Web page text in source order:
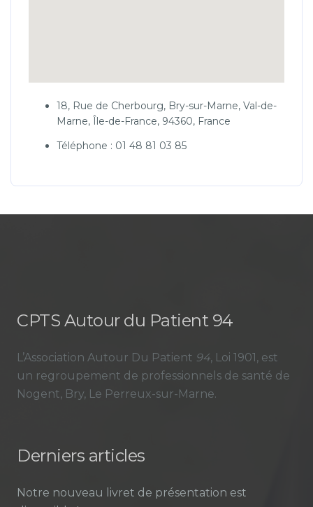
18, Rue de Cherbourg, Bry-sur-Marne, Val-de-
Marne, Île-de-France, 94360, France
Téléphone : 01 48 81 03 85
CPTS Autour du Patient 94
L’Association Autour Du Patient 94, Loi 1901, est
un regroupement de professionnels de santé de
Nogent, Bry, Le Perreux-sur-Marne.
Derniers articles
Notre nouveau livret de présentation est